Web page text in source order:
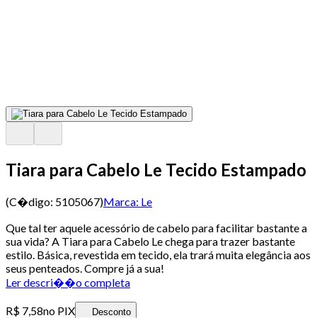
Tiara para Cabelo Le Tecido Estampado
(C�digo: 5105067)Marca: Le
Que tal ter aquele acessório de cabelo para facilitar bastante a
sua vida? A Tiara para Cabelo Le chega para trazer bastante
estilo. Básica, revestida em tecido, ela trará muita elegância aos
seus penteados. Compre já a sua!
Ler descri��o completa
R$ 7,58no PIX Desconto